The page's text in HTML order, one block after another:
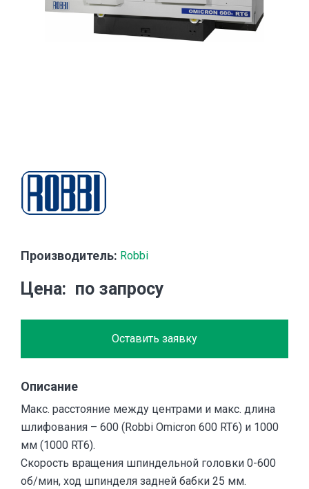
Производитель: Robbi
Цена по запросу
Оставить заявку
Описание
Макс. расстояние между центрами и макс. длина
шлифования – 600 (Robbi Omicron 600 RT6) и 1000
мм (1000 RT6).
Скорость вращения шпиндельной головки 0-600
об/мин, ход шпинделя задней бабки 25 мм.